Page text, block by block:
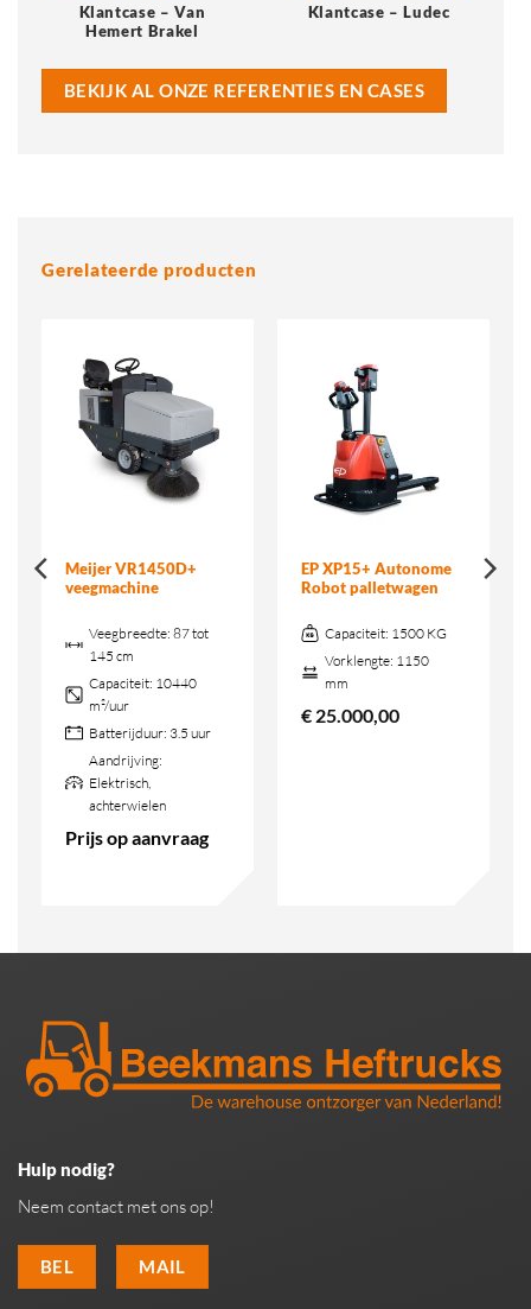
Klantcase – Van
Hemert Brakel
Klantcase – Ludec
BEKIJK AL ONZE REFERENTIES EN CASES
Gerelateerde producten
Meijer VR1450D+
veegmachine
Veegbreedte: 87 tot
145 cm
Capaciteit: 10440
m²/uur
Batterijduur: 3.5 uur
Aandrijving:
Elektrisch,
achterwielen
Prijs op aanvraag
EP XP15+ Autonome
Robot palletwagen
Capaciteit: 1500 KG
Vorklengte: 1150
mm
€25.000,00
Hulp nodig?
Neem contact met ons op!
BEL MAIL